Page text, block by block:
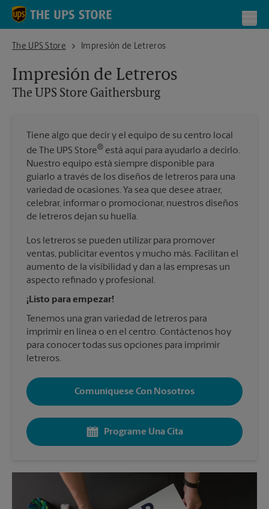
Skip to content
Return to Nav
The UPS Store
The UPS Store GaithersburgImpresión de Letreros
Impresión de Letreros
The UPS Store Gaithersburg
Tiene algo que decir y el equipo de su centro local
de The UPS Store® está aquí para ayudarlo a decirlo.
Nuestro equipo está siempre disponible para
guiarlo a través de los diseños de letreros para una
variedad de ocasiones. Ya sea que desee atraer,
celebrar, informar o promocionar, nuestros diseños
de letreros dejan su huella.
Los letreros se pueden utilizar para promover
ventas, publicitar eventos y mucho más. Facilitan el
aumento de la visibilidad y dan a las empresas un
aspecto refinado y profesional.
¡Listo para empezar!
Tenemos una gran variedad de letreros para
imprimir en línea o en el centro. Contáctenos hoy
para conocer todas sus opciones para imprimir
letreros.
Comuníquese Con Nosotros
Programe Una Cita